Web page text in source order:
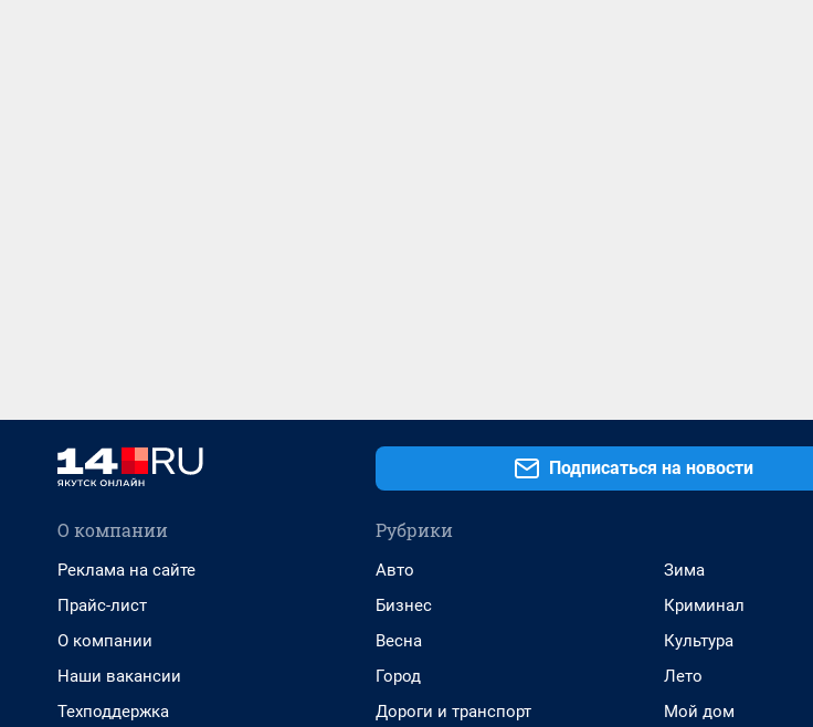
Подписаться на новости
О компании
Реклама на сайте
Прайс-лист
О компании
Наши вакансии
Техподдержка
Рубрики
Авто
Бизнес
Весна
Город
Дороги и транспорт
Зима
Криминал
Культура
Лето
Мой дом